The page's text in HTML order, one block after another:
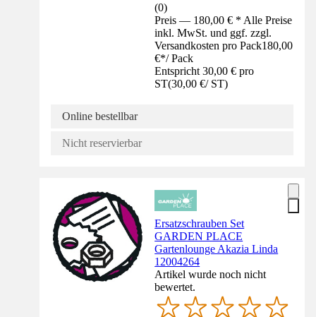
(0)
Preis — 180,00 € * Alle Preise
inkl. MwSt. und ggf. zzgl.
Versandkosten pro Pack180,00
€*/ Pack
Entspricht 30,00 € pro
ST(30,00 €/ ST)
Online bestellbar
Nicht reservierbar
Ersatzschrauben Set
GARDEN PLACE
Gartenlounge Akazia Linda
12004264
Artikel wurde noch nicht
bewertet.